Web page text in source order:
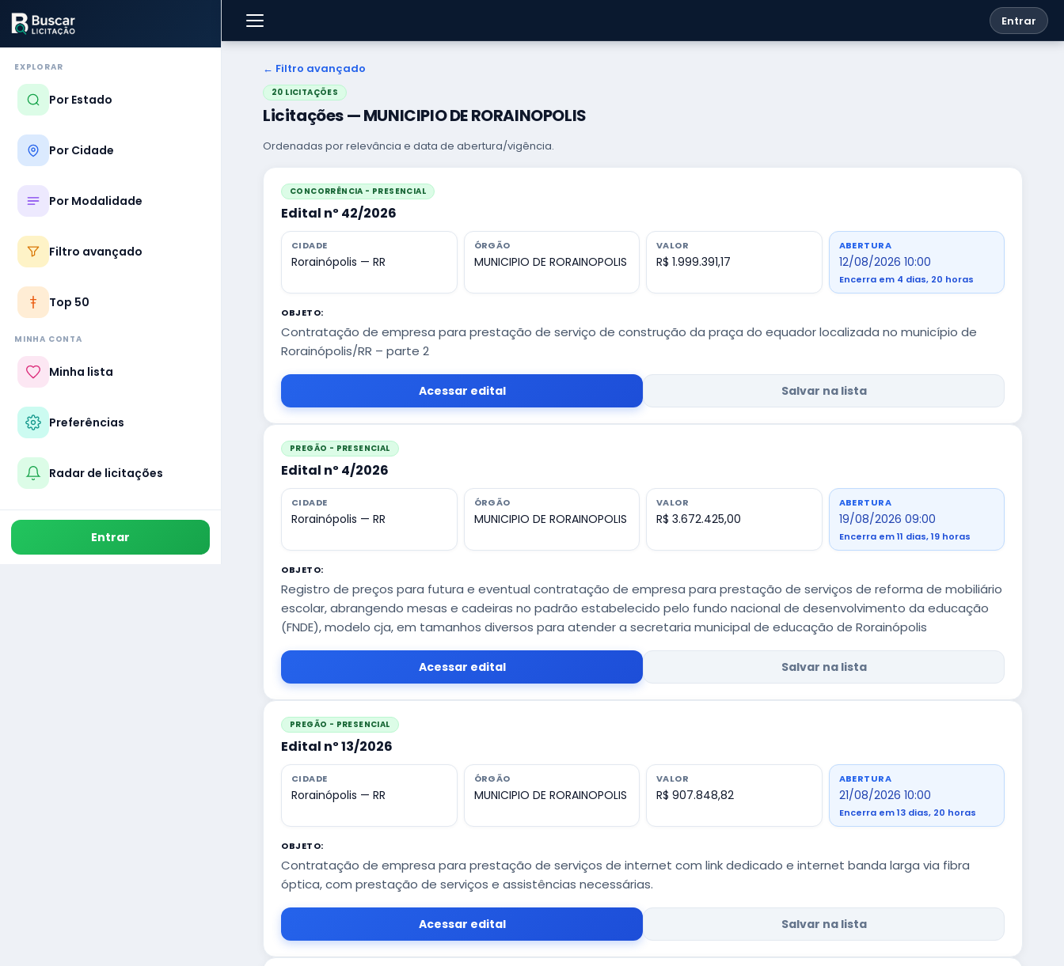
Entrar
EXPLORAR
Por Estado
Por Cidade
Por Modalidade
Filtro avançado
Top 50
MINHA CONTA
Minha lista
Preferências
Radar de licitações
Entrar
← Filtro avançado
20 LICITAÇÕES
Licitações — MUNICIPIO DE RORAINOPOLIS
Ordenadas por relevância e data de abertura/vigência.
CONCORRÊNCIA - PRESENCIAL
Edital nº 42/2026
CIDADE
Rorainópolis — RR
ÓRGÃO
MUNICIPIO DE RORAINOPOLIS
VALOR
R$ 1.999.391,17
ABERTURA
12/08/2026 10:00
Encerra em 4 dias, 20 horas
OBJETO:
Contratação de empresa para prestação de serviço de construção da praça do equador localizada no município de
Rorainópolis/RR – parte 2
Acessar edital Salvar na lista
PREGÃO - PRESENCIAL
Edital nº 4/2026
CIDADE
Rorainópolis — RR
ÓRGÃO
MUNICIPIO DE RORAINOPOLIS
VALOR
R$ 3.672.425,00
ABERTURA
19/08/2026 09:00
Encerra em 11 dias, 19 horas
OBJETO:
Registro de preços para futura e eventual contratação de empresa para prestação de serviços de reforma de mobiliário
escolar, abrangendo mesas e cadeiras no padrão estabelecido pelo fundo nacional de desenvolvimento da educação
(FNDE), modelo cja, em tamanhos diversos para atender a secretaria municipal de educação de Rorainópolis
Acessar edital Salvar na lista
PREGÃO - PRESENCIAL
Edital nº 13/2026
CIDADE
Rorainópolis — RR
ÓRGÃO
MUNICIPIO DE RORAINOPOLIS
VALOR
R$ 907.848,82
ABERTURA
21/08/2026 10:00
Encerra em 13 dias, 20 horas
OBJETO:
Contratação de empresa para prestação de serviços de internet com link dedicado e internet banda larga via fibra
óptica, com prestação de serviços e assistências necessárias.
Acessar edital Salvar na lista